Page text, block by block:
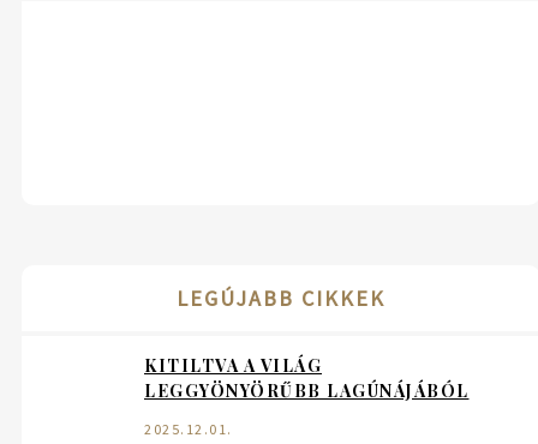
LEGÚJABB CIKKEK
KITILTVA A VILÁG
LEGGYÖNYÖRŰBB LAGÚNÁJÁBÓL
2025.12.01.